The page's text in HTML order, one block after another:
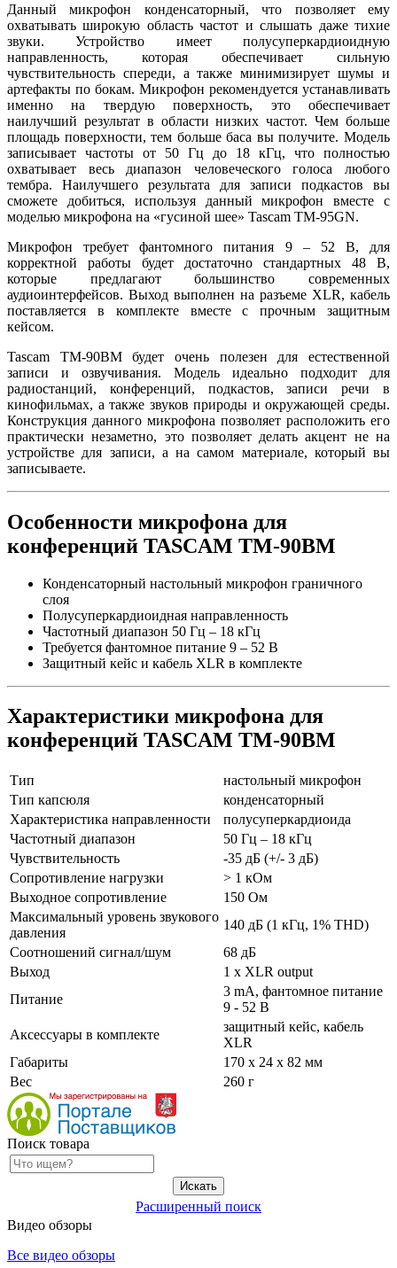
Данный микрофон конденсаторный, что позволяет ему
охватывать широкую область частот и слышать даже тихие
звуки. Устройство имеет полусуперкардиоидную
направленность, которая обеспечивает сильную
чувствительность спереди, а также минимизирует шумы и
артефакты по бокам. Микрофон рекомендуется устанавливать
именно на твердую поверхность, это обеспечивает
наилучший результат в области низких частот. Чем больше
площадь поверхности, тем больше баса вы получите. Модель
записывает частоты от 50 Гц до 18 кГц, что полностью
охватывает весь диапазон человеческого голоса любого
тембра. Наилучшего результата для записи подкастов вы
сможете добиться, используя данный микрофон вместе с
моделью микрофона на «гусиной шее» Tascam TM-95GN.
Микрофон требует фантомного питания 9 – 52 В, для
корректной работы будет достаточно стандартных 48 В,
которые предлагают большинство современных
аудиоинтерфейсов. Выход выполнен на разъеме XLR, кабель
поставляется в комплекте вместе с прочным защитным
кейсом.
Tascam TM-90BM будет очень полезен для естественной
записи и озвучивания. Модель идеально подходит для
радиостанций, конференций, подкастов, записи речи в
кинофильмах, а также звуков природы и окружающей среды.
Конструкция данного микрофона позволяет расположить его
практически незаметно, это позволяет делать акцент не на
устройстве для записи, а на самом материале, который вы
записываете.
Особенности микрофона для
конференций TASCAM TM-90BM
Конденсаторный настольный микрофон граничного
слоя
Полусуперкардиоидная направленность
Частотный диапазон 50 Гц – 18 кГц
Требуется фантомное питание 9 – 52 В
Защитный кейс и кабель XLR в комплекте
Характеристики микрофона для
конференций TASCAM TM-90BM
Тип
настольный микрофон
Тип капсюля
конденсаторный
Характеристика направленности
полусуперкардиоида
Частотный диапазон
50 Гц – 18 кГц
Чувствительность
-35 дБ (+/- 3 дБ)
Сопротивление нагрузки
> 1 кОм
Выходное сопротивление
150 Ом
Максимальный уровень звукового
давления
140 дБ (1 кГц, 1% THD)
Соотношений сигнал/шум
68 дБ
Выход
1 x XLR output
Питание
3 mA, фантомное питание
9 - 52 В
Аксессуары в комплекте
защитный кейс, кабель
XLR
Габариты
170 x 24 x 82 мм
Вес
260 г
Поиск товара
Расширенный поиск
Видео обзоры
Все видео обзоры